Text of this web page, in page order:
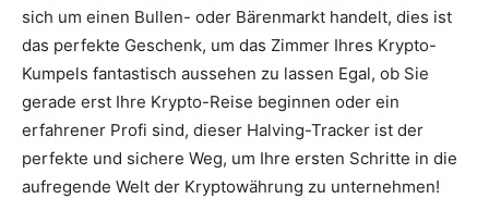
sich um einen Bullen- oder Bärenmarkt handelt, dies ist
das perfekte Geschenk, um das Zimmer Ihres Krypto-
Kumpels fantastisch aussehen zu lassen Egal, ob Sie
gerade erst Ihre Krypto-Reise beginnen oder ein
erfahrener Profi sind, dieser Halving-Tracker ist der
perfekte und sichere Weg, um Ihre ersten Schritte in die
aufregende Welt der Kryptowährung zu unternehmen!